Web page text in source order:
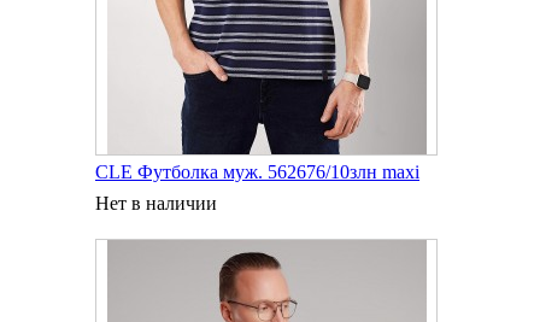
CLE Футболка муж. 562676/10злн maxi
Нет в наличии